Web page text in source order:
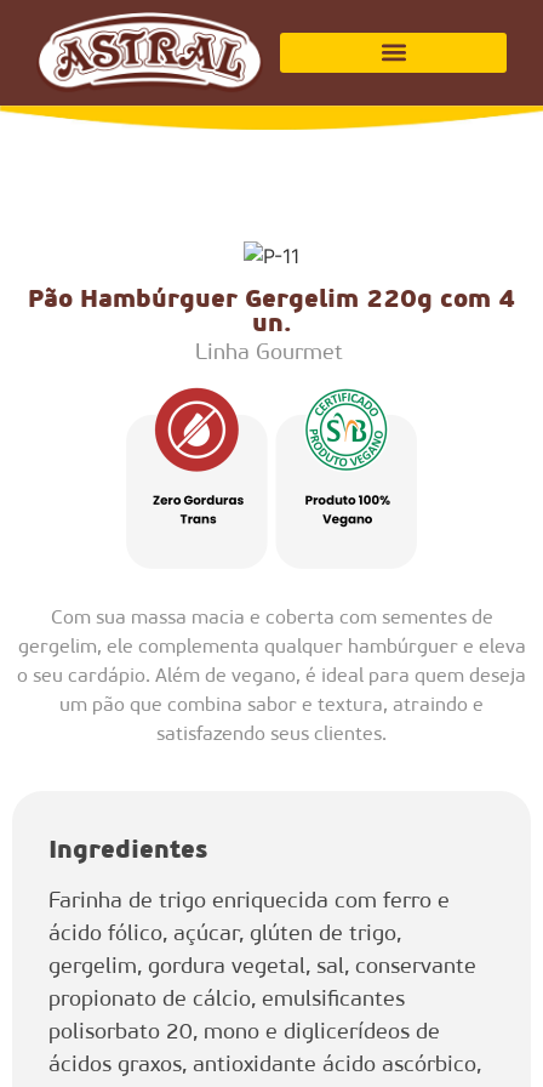
Pão Hambúrguer Gergelim 220g com 4
un.
Linha Gourmet
Com sua massa macia e coberta com sementes de
gergelim, ele complementa qualquer hambúrguer e eleva
o seu cardápio. Além de vegano, é ideal para quem deseja
um pão que combina sabor e textura, atraindo e
satisfazendo seus clientes.
Ingredientes
Farinha de trigo enriquecida com ferro e
ácido fólico, açúcar, glúten de trigo,
gergelim, gordura vegetal, sal, conservante
propionato de cálcio, emulsificantes
polisorbato 20, mono e diglicerídeos de
ácidos graxos, antioxidante ácido ascórbico,